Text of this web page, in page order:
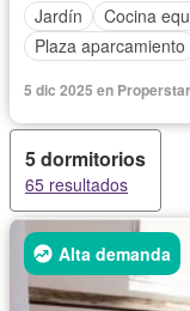
Jardín
Cocina
Plaza aparcamiento
5 dic 2025 en Properstar
5 dormitorios
65 resultados
Alta demanda